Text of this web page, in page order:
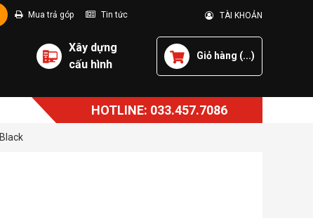
Mua trả góp Tin tức TÀI KHOẢN
Xây dựng
cấu hình
Giỏ hàng (...)
HOTLINE: 033.457.7086